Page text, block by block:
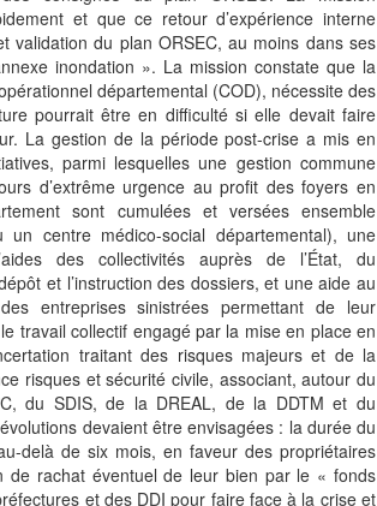
et que ce retour d’expérience interne
validation du plan ORSEC, au moins dans ses
inondation ». La mission constate que la
départemental (COD), nécessite des
pourrait être en difficulté si elle devait faire
La gestion de la période post-crise a mis en
parmi lesquelles une gestion commune
d’extrême urgence au profit des foyers en
sont cumulées et versées ensemble
centre médico-social départemental), une
des collectivités auprès de l’État, du
et l’instruction des dossiers, et une aide au
entreprises sinistrées permettant de leur
travail collectif engagé par la mise en place en
traitant des risques majeurs et de la
risques et sécurité civile, associant, autour du
du SDIS, de la DREAL, de la DDTM et du
devaient être envisagées : la durée du
delà de six mois, en faveur des propriétaires
de rachat éventuel de leur bien par le « fonds
et des DDI pour faire face à la crise et